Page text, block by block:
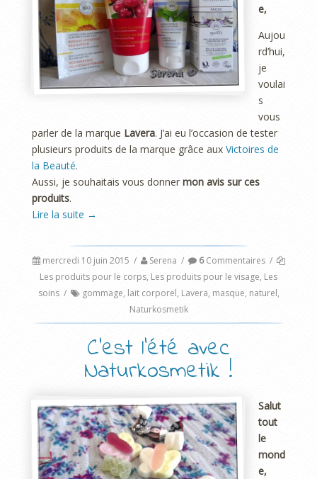
e,
Aujou
rd’hui,
je
voulai
s
vous
parler de la marque Lavera. J’ai eu l’occasion de tester
plusieurs produits de la marque grâce aux Victoires de
la Beauté.
Aussi, je souhaitais vous donner mon avis sur ces
produits.
Lire la suite →
mercredi 10 juin 2015 / Serena / 6Commentaires /
Les produits pour le corps, Les produits pour le visage, Les
soins / gommage, lait corporel, Lavera, masque, naturel,
Naturkosmetik
C’est l’été avec
Naturkosmetik !
Salut
tout
le
mond
e,